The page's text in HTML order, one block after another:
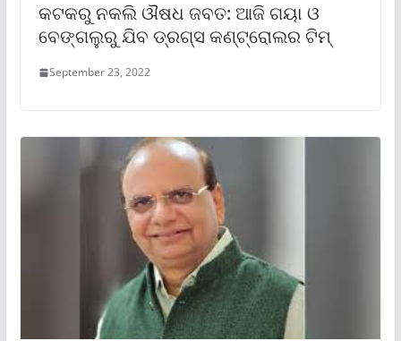
କଟକରୁ ନକଲି ଔଷଧ ଜବତ: ଆଜି ଗୟା ଓ
ବେଙ୍ଗଲୁରୁ ଯିବ ଡ୍ରଗ୍ସ କଣ୍ଟ୍ରୋଲର ଟିମ୍
September 23, 2022